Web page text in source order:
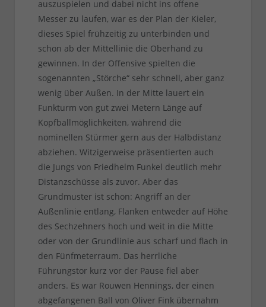
auszuspielen und dabei nicht ins offene
Messer zu laufen, war es der Plan der Kieler,
dieses Spiel frühzeitig zu unterbinden und
schon ab der Mittellinie die Oberhand zu
gewinnen. In der Offensive spielten die
sogenannten „Störche“ sehr schnell, aber ganz
wenig über Außen. In der Mitte lauert ein
Funkturm von gut zwei Metern Länge auf
Kopfballmöglichkeiten, während die
nominellen Stürmer gern aus der Halbdistanz
abziehen. Witzigerweise präsentierten auch
die Jungs von Friedhelm Funkel deutlich mehr
Distanzschüsse als zuvor. Aber das
Grundmuster ist schon: Angriff an der
Außenlinie entlang, Flanken entweder auf Höhe
des Sechzehners hoch und weit in die Mitte
oder von der Grundlinie aus scharf und flach in
den Fünfmeterraum. Das herrliche
Führungstor kurz vor der Pause fiel aber
anders. Es war Rouwen Hennings, der einen
abgefangenen Ball von Oliver Fink übernahm